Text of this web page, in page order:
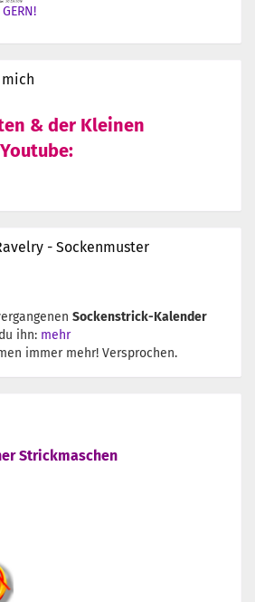
& der Kleinen
- Sockenmuster
Sockenstrick-Kalender
ihn: mehr
immer mehr! Versprochen.
Strickmaschen